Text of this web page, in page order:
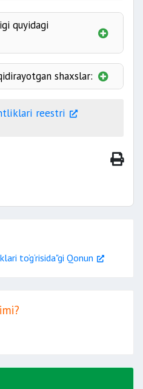
quyidagi
ko‘rsatish;
olish;
shaxslar:
shartnomalar
reestri
to‘g‘risida"gi Qonun